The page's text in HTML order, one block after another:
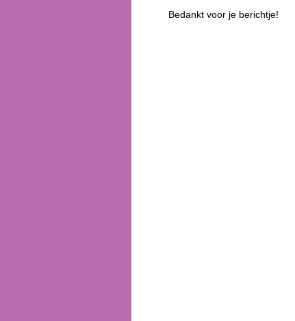
Bedankt voor je berichtje!